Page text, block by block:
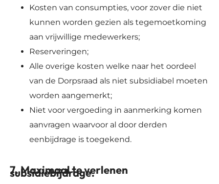
Kosten van consumpties, voor zover die niet
kunnen worden gezien als tegemoetkoming
aan vrijwillige medewerkers;
Reserveringen;
Alle overige kosten welke naar het oordeel
van de Dorpsraad als niet subsidiabel moeten
worden aangemerkt;
Niet voor vergoeding in aanmerking komen
aanvragen waarvoor al door derden
eenbijdrage is toegekend.
7. Maximaal te verlenen
subsidiebijdrage.